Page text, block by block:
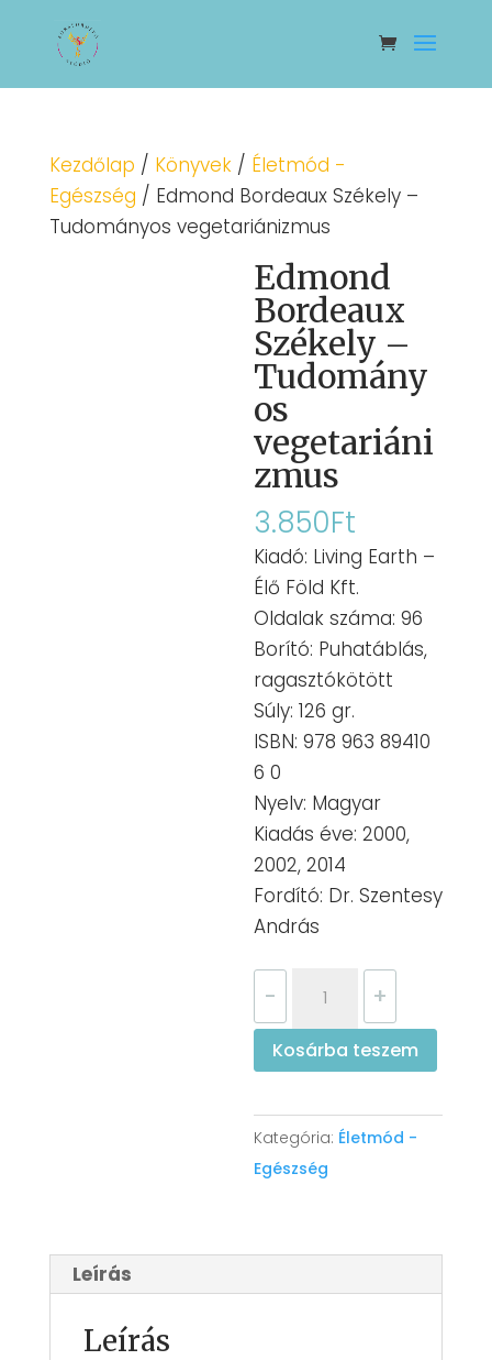
Kezdőlap / Könyvek/ Életmód -
Egészség / Edmond Bordeaux Székely –
Tudományos vegetariánizmus
Edmond
Bordeaux
Székely –
Tudomány
os
vegetariáni
zmus
3.850Ft
Kiadó: Living Earth –
Élő Föld Kft.
Oldalak száma: 96
Borító: Puhatáblás,
ragasztókötött
Súly: 126 gr.
ISBN: 978 963 89410
6 0
Nyelv: Magyar
Kiadás éve: 2000,
2002, 2014
Fordító: Dr. Szentesy
András
-
Székely
-
vegetariánizmus
mennyiség
+
Kosárba teszem
Kategória: Életmód -
Egészség
Leírás
Leírás